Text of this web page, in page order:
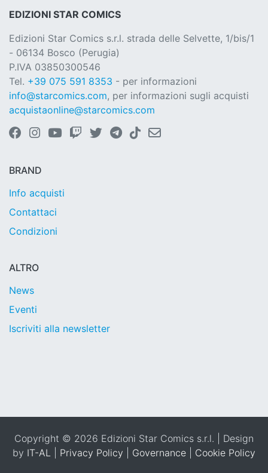
EDIZIONI STAR COMICS
Edizioni Star Comics s.r.l. strada delle Selvette, 1/bis/1
- 06134 Bosco (Perugia)
P.IVA 03850300546
Tel. +39 075 591 8353 - per informazioni
info@starcomics.com, per informazioni sugli acquisti
acquistaonline@starcomics.com
BRAND
Info acquisti
Contattaci
Condizioni
ALTRO
News
Eventi
Iscriviti alla newsletter
Copyright © 2026 Edizioni Star Comics s.r.l. | Design
by IT-AL Privacy Policy Governance Cookie Policy